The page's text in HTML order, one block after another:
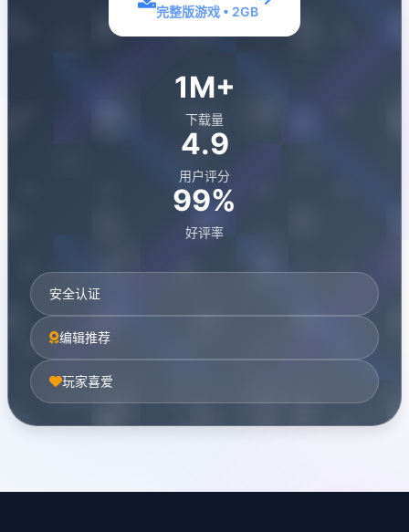
完整版游戏 • 2GB
1M+
下载量
4.9
用户评分
99%
好评率
安全认证
编辑推荐
玩家喜爱